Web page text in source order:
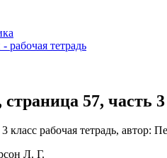
рабочая тетрадь
57, часть
Л. Г.